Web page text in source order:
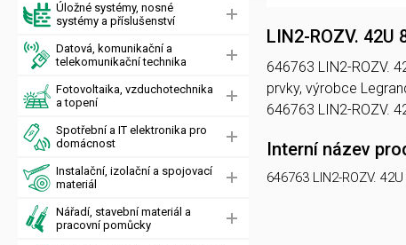
Úložné systémy, nosné
systémy a příslušenství
Datová, komunikační a
telekomunikační technika
Fotovoltaika, vzduchotechnika
a topení
Spotřební a IT elektronika pro
domácnost
Instalační, izolační a spojovací
materiál
Nářadí, stavební materiál a
pracovní pomůcky
LIN2-ROZV. 42U
646763 LIN2-ROZV.
prvky, výrobce
646763 LIN2-ROZV.
Interní název
646763 LIN2-ROZV.